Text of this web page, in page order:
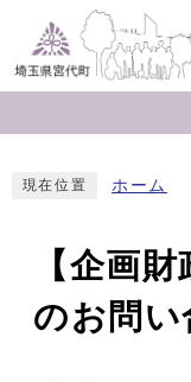
現在位置 ホーム
【企画
のお問い